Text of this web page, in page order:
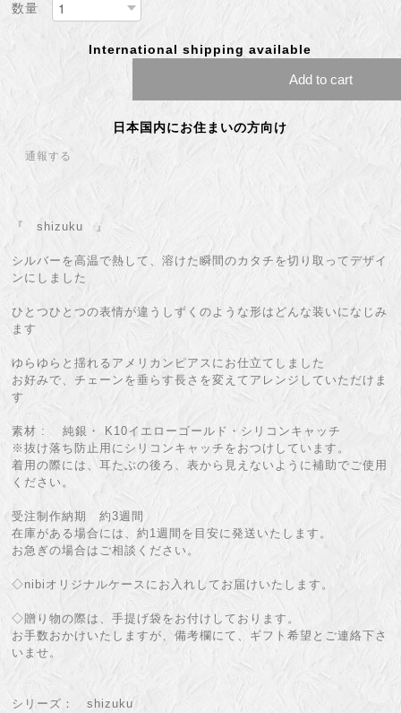
数量
International shipping available
Add to cart
日本国内にお住まいの方向け
通報する
『 shizuku 』
シルバーを高温で熱して、溶けた瞬間のカタチを切り取ってデザイ
ンにしました
ひとつひとつの表情が違うしずくのような形はどんな装いになじみ
ます
ゆらゆらと揺れるアメリカンピアスにお仕立てしました
お好みで、チェーンを垂らす長さを変えてアレンジしていただけま
す
素材 : 純銀・ K10イエローゴールド・シリコンキャッチ
※抜け落ち防止用にシリコンキャッチをおつけしています。
着用の際には、耳たぶの後ろ、表から見えないように補助でご使用
ください。
受注制作納期 約3週間
在庫がある場合には、約1週間を目安に発送いたします。
お急ぎの場合はご相談ください。
◇nibiオリジナルケースにお入れしてお届けいたします。
◇贈り物の際は、手提げ袋をお付けしております。
お手数おかけいたしますが、備考欄にて、ギフト希望とご連絡下さ
いませ。
シリーズ： shizuku